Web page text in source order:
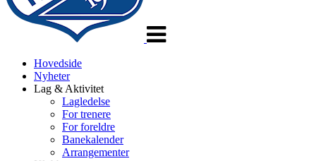
Hovedside
Nyheter
Lag & Aktivitet
Lagledelse
For trenere
For foreldre
Banekalender
Arrangementer